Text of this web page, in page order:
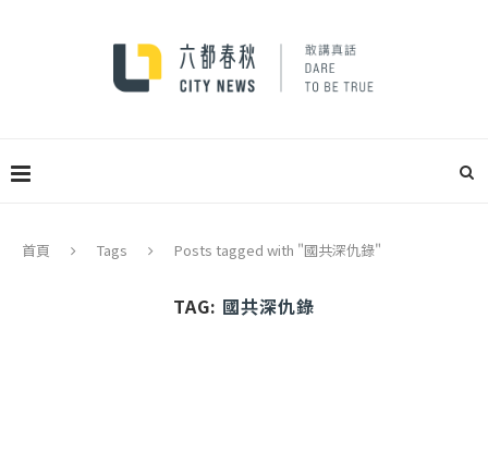
首頁 Tags Posts tagged with "國共深仇錄"
TAG: 國共深仇錄